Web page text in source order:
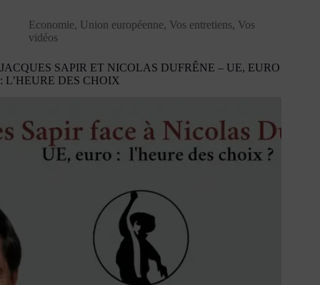
Economie, Union européenne, Vos entretiens, Vos
vidéos
JACQUES SAPIR ET NICOLAS DUFRÊNE – UE, EURO
: L’HEURE DES CHOIX